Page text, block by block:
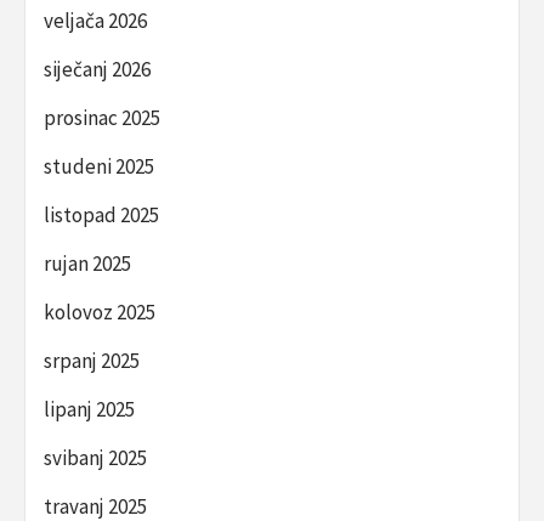
veljača 2026
siječanj 2026
prosinac 2025
studeni 2025
listopad 2025
rujan 2025
kolovoz 2025
srpanj 2025
lipanj 2025
svibanj 2025
travanj 2025